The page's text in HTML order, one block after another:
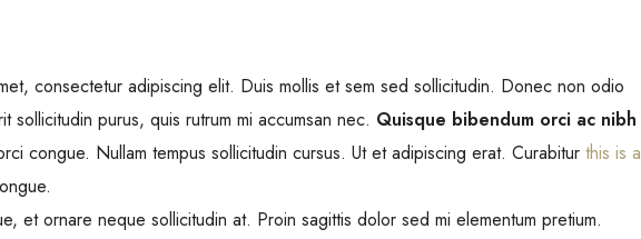
consectetur adipiscing elit. Duis mollis et sem sed sollicitudin. Donec non odio
sollicitudin purus, quis rutrum mi accumsan nec. Quisque bibendum orci ac nibh
congue. Nullam tempus sollicitudin cursus. Ut et adipiscing erat. Curabitur this is a
et ornare neque sollicitudin at. Proin sagittis dolor sed mi elementum pretium.